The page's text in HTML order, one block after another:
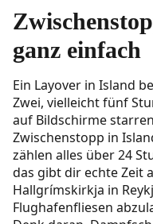
findest
Gutes Timing
nicht sprengst)
Was der
Typische
Mietwagen,
Lagoon Tickets,
ganz einfach
Ein Layover in Island
Zwei, vielleicht fünf
auf Bildschirme
Zwischenstopp in
zählen alles über 24
das gibt dir echte Zeit
Hallgrímskirkja in
Flughafenfliesen